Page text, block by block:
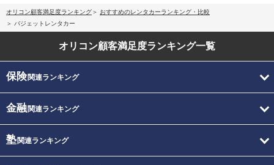
オリコン顧客満足度ランキング
おすすめのレンタカーランキング・比較
バジェットレンタカー
オリコン顧客満足度ランキング一覧
保険関連ランキング
金融関連ランキング
塾関連ランキング